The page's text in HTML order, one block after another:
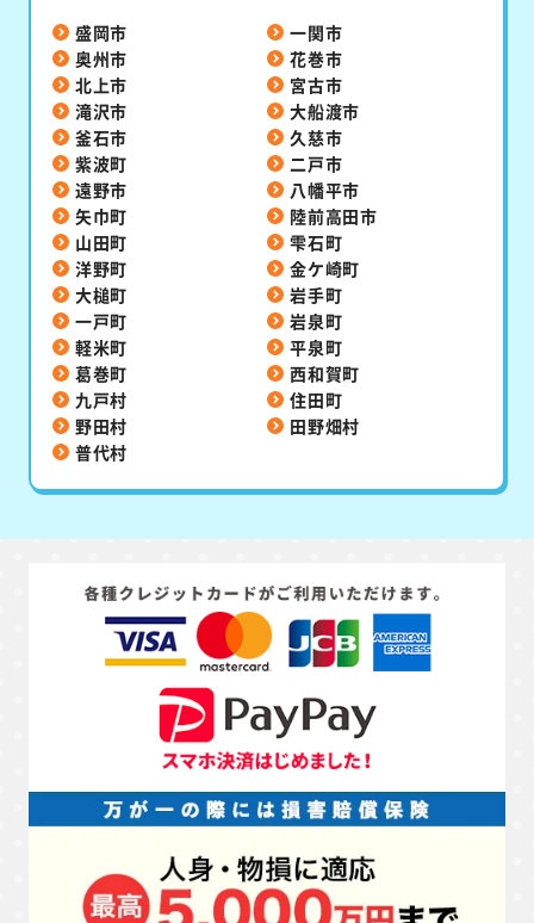
盛岡市
一関市
奥州市
花巻市
北上市
宮古市
滝沢市
大船渡市
釜石市
久慈市
紫波町
二戸市
遠野市
八幡平市
矢巾町
陸前高田市
山田町
雫石町
洋野町
金ケ崎町
大槌町
岩手町
一戸町
岩泉町
軽米町
平泉町
葛巻町
西和賀町
九戸村
住田町
野田村
田野畑村
普代村